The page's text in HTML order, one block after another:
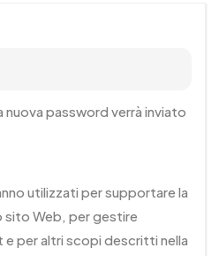
nuova password verrà inviato
utilizzati per supportare la
sito Web, per gestire
per altri scopi descritti nella